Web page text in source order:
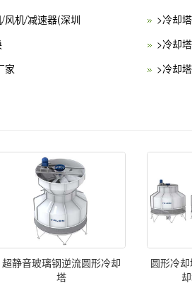
风机/减速器(深圳
>冷却
>冷却
家
>冷却
超静音玻璃钢逆流圆形冷却
塔
圆形冷